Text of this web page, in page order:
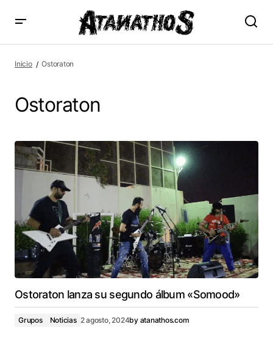
Inicio Ostoraton
Ostoraton
Ostoraton lanza su segundo álbum «Somood»
Grupos Noticias 2 agosto, 2024by atanathos.com